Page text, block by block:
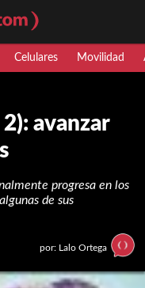
Celulares Movilidad
avanzar
progresa en los
de sus
por: Lalo Ortega